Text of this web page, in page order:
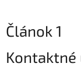
Článok 1
Kontaktné